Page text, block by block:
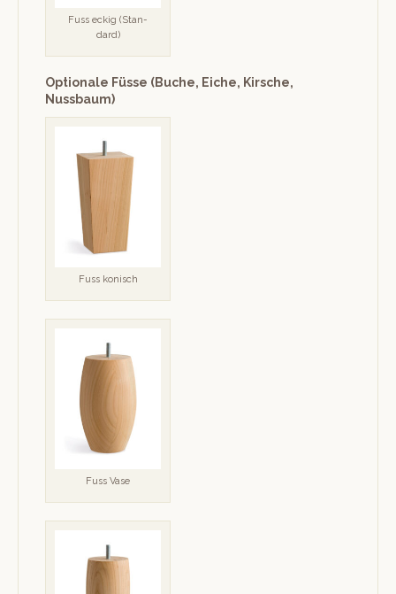
Fuss eck­ig (Stan­
dard)
Optionale Füsse (Buche, Eiche, Kirsche,
Nussbaum)
Fuss konisch
Fuss Vase